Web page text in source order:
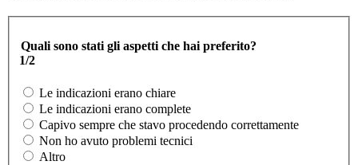
Quali sono stati gli aspetti che hai preferito?
1/2
Le indicazioni erano chiare
Le indicazioni erano complete
Capivo sempre che stavo procedendo correttamente
Non ho avuto problemi tecnici
Altro